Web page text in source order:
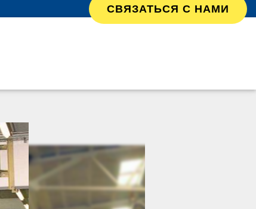
СВЯЗАТЬСЯ С НАМИ